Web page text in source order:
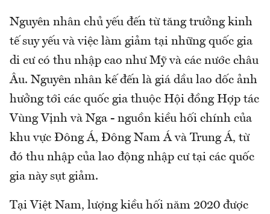
Nguyên nhân chủ yếu đến từ tăng trưởng kinh
tế suy yếu và việc làm giảm tại những quốc gia
di cư có thu nhập cao như Mỹ và các nước châu
Âu. Nguyên nhân kế đến là giá dầu lao dốc ảnh
hưởng tới các quốc gia thuộc Hội đồng Hợp tác
Vùng Vịnh và Nga - nguồn kiều hối chính của
khu vực Đông Á, Đông Nam Á và Trung Á, từ
đó thu nhập của lao động nhập cư tại các quốc
gia này sụt giảm.
Tại Việt Nam, lượng kiều hối năm 2020 được